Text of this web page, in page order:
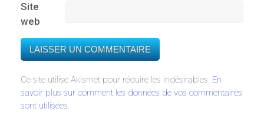
Site
web
Ce site utilise Akismet pour réduire les indésirables. En
savoir plus sur comment les données de vos commentaires
sont utilisées.